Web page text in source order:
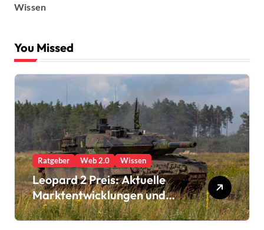
Wissen
You Missed
Ratgeber Web 2.0 Wissen
Leopard 2 Preis: Aktuelle
Marktentwicklungen und
Kaufoptionen